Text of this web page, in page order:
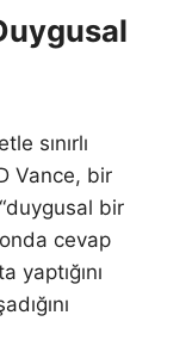
sınırlı
Vance, bir
bir
cevap
yaptığını